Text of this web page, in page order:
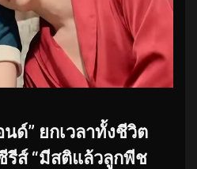
ด์” ยกเวลาทั้งชีวิต
รีส์ “มีสติแล้วลูกพีช